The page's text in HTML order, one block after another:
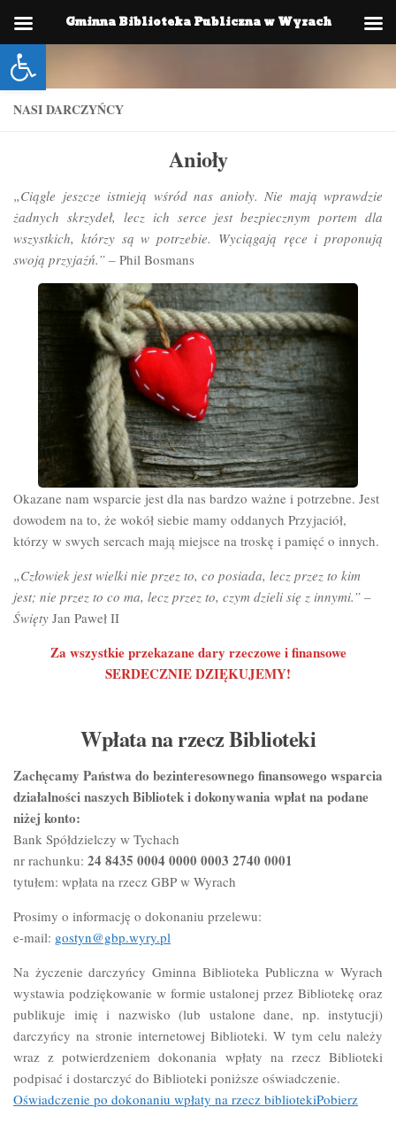
Otwórz pasek narzędzi
Skip to content
NASI DARCZYŃCY
Anioły
„Ciągle jeszcze istnieją wśród nas anioły. Nie mają wprawdzie
żadnych skrzydeł, lecz ich serce jest bezpiecznym portem dla
wszystkich, którzy są w potrzebie. Wyciągają ręce i proponują
swoją przyjaźń.” – Phil Bosmans
Okazane nam wsparcie jest dla nas bardzo ważne i potrzebne. Jest
dowodem na to, że wokół siebie mamy oddanych Przyjaciół,
którzy w swych sercach mają miejsce na troskę i pamięć o innych.
„Człowiek jest wielki nie przez to, co posiada, lecz przez to kim
jest; nie przez to co ma, lecz przez to, czym dzieli się z innymi.” –
Święty Jan Paweł II
Za wszystkie przekazane dary rzeczowe i finansowe
SERDECZNIEDZIĘKUJEMY!
Wpłata na rzecz Biblioteki
Zachęcamy Państwa do bezinteresownego finansowego wsparcia
działalności naszych Bibliotek i dokonywania wpłat na podane
niżej konto:
Bank Spółdzielczy w Tychach
nr rachunku: 24 8435 0004 0000 0003 2740 0001
tytułem: wpłata na rzecz GBP w Wyrach
Prosimy o informację o dokonaniu przelewu:
e-mail: gostyn@gbp.wyry.pl
Na życzenie darczyńcy Gminna Biblioteka Publiczna w Wyrach
wystawia podziękowanie w formie ustalonej przez Bibliotekę oraz
publikuje imię i nazwisko (lub ustalone dane, np. instytucji)
darczyńcy na stronie internetowej Biblioteki. W tym celu należy
wraz z potwierdzeniem dokonania wpłaty na rzecz Biblioteki
podpisać i dostarczyć do Biblioteki poniższe oświadczenie.
Oświadczenie po dokonaniu wpłaty na rzecz bibliotekiPobierz
Gminna Biblioteka Publiczna w Wyrach